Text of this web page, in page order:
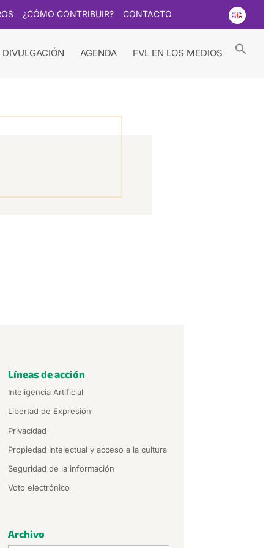
¿CÓMO CONTRIBUIR? CONTACTO
AGENDA FVL EN LOS MEDIOS
Líneas de acción
Inteligencia Artificial
Libertad de Expresión
Privacidad
Propiedad Intelectual y acceso a la cultura
Seguridad de la información
Voto electrónico
Archivo